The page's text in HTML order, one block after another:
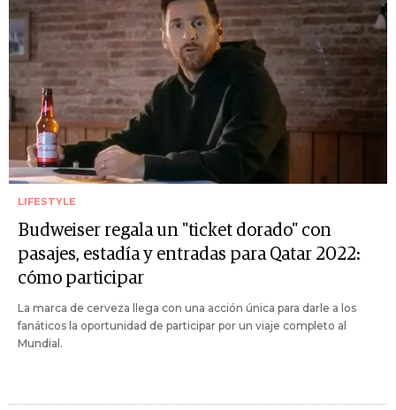
LIFESTYLE
Budweiser regala un "ticket dorado" con
pasajes, estadía y entradas para Qatar 2022:
cómo participar
La marca de cerveza llega con una acción única para darle a los
fanáticos la oportunidad de participar por un viaje completo al
Mundial.